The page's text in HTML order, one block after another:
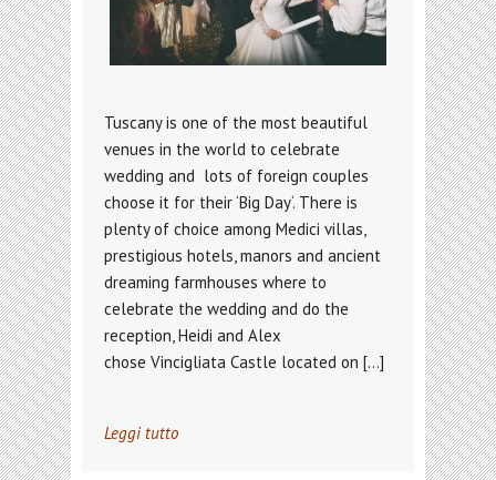
Tuscany is one of the most beautiful
venues in the world to celebrate
wedding and lots of foreign couples
choose it for their ‘Big Day‘. There is
plenty of choice among Medici villas,
prestigious hotels, manors and ancient
dreaming farmhouses where to
celebrate the wedding and do the
reception, Heidi and Alex
chose Vincigliata Castle located on […]
Leggi tutto